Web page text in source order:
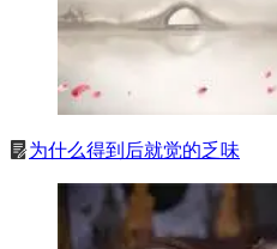
为什么得到后就觉的乏味